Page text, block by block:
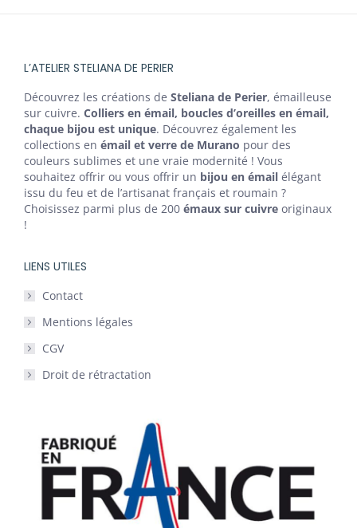
L’ATELIER STELIANA DE PERIER
Découvrez les créations de Steliana de Perier, émailleuse
sur cuivre. Colliers en émail, boucles d’oreilles en émail,
chaque bijou est unique. Découvrez également les
collections en émail et verre de Murano pour des
couleurs sublimes et une vraie modernité ! Vous
souhaitez offrir ou vous offrir un bijou en émail élégant
issu du feu et de l’artisanat français et roumain ?
Choisissez parmi plus de 200 émaux sur cuivre originaux
!
LIENS UTILES
Contact
Mentions légales
CGV
Droit de rétractation